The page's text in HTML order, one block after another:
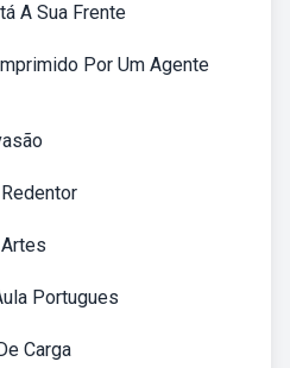
A Sua Frente
Por Um Agente
Portugues
Carga